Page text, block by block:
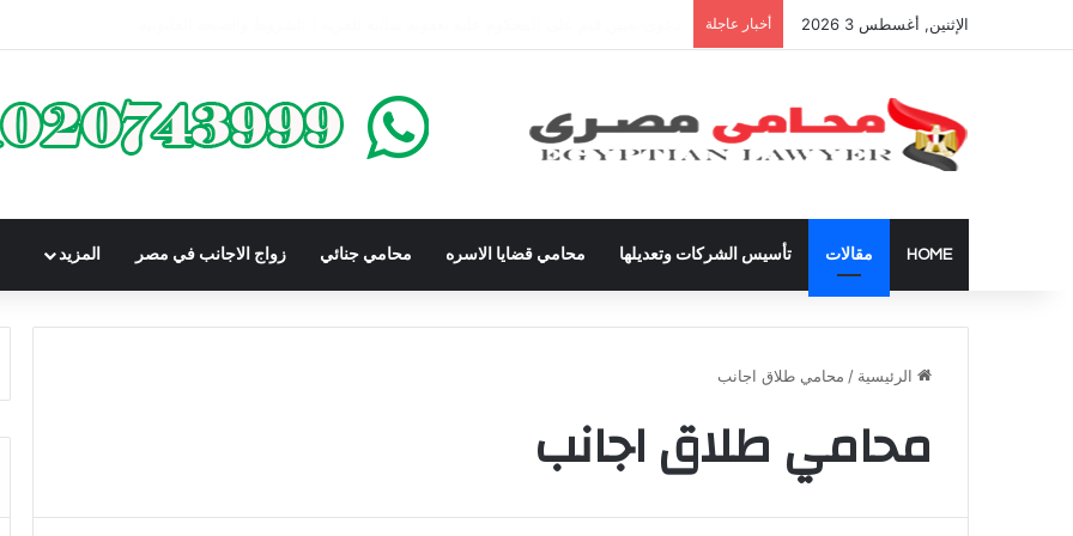
الإثنين, أغسطس 3 2026 أخبار عاجلة
HOME مقالات تأسيس الشركات وتعديلها محامي قضايا الاسره محامي جنائي زواج الاجانب في مصر المزيد
الرئيسية / محامي طلاق اجانب
محامي طلاق اجانب